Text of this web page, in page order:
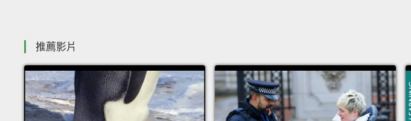
推薦影片